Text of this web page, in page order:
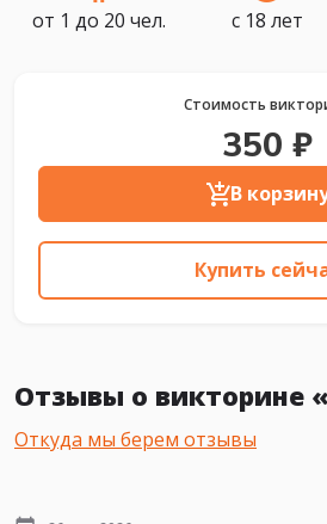
от 1 до 20 чел. с 18 лет
Стоимость
350 ₽
В
Купить
Отзывы о викторине
Откуда мы берем отзывы